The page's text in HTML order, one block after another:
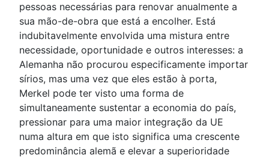
pessoas necessárias para renovar anualmente a
sua mão-de-obra que está a encolher. Está
indubitavelmente envolvida uma mistura entre
necessidade, oportunidade e outros interesses: a
Alemanha não procurou especificamente importar
sírios, mas uma vez que eles estão à porta,
Merkel pode ter visto uma forma de
simultaneamente sustentar a economia do país,
pressionar para uma maior integração da UE
numa altura em que isto significa uma crescente
predominância alemã e elevar a superioridade